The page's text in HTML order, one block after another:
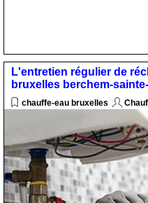
L'entretien régulier de
bruxelles berchem-
chauffe-eau bruxelles